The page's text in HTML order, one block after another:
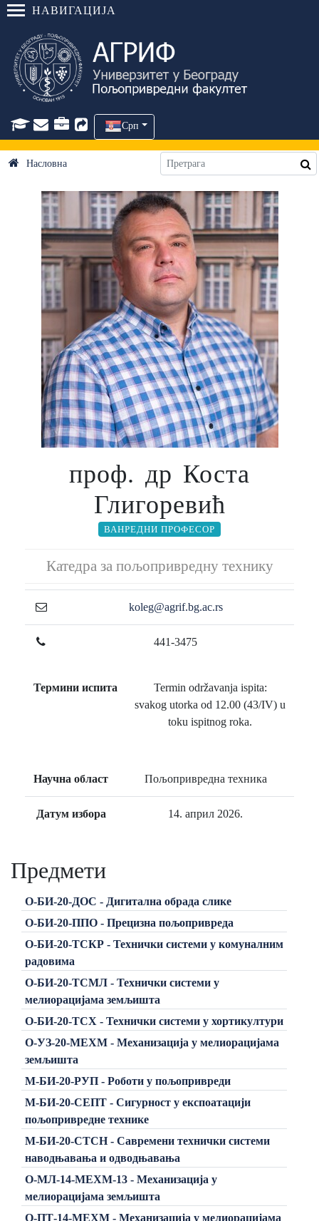
НАВИГАЦИЈА
Срп
Насловна
проф. др Коста
Глигоревић
ВАНРЕДНИ ПРОФЕСОР
Катедра за пољопривредну технику
koleg@agrif.bg.ac.rs
441-3475
Термини испита
Termin održavanja ispita:
svakog utorka od 12.00 (43/IV) u
toku ispitnog roka.
Научна област Пољопривредна техника
Датум избора 14. април 2026.
Предмети
О-БИ-20-ДОС - Дигитална обрада слике
О-БИ-20-ППО - Прецизна пољопривреда
О-БИ-20-ТСКР - Технички системи у комуналним
радовима
О-БИ-20-ТСМЛ - Технички системи у
мелиорацијама земљишта
О-БИ-20-ТСХ - Технички системи у хортикултури
О-УЗ-20-МЕХМ - Механизација у мелиорацијама
земљишта
М-БИ-20-РУП - Роботи у пољопривреди
М-БИ-20-СЕПТ - Сигурност у експоатацији
пољопривредне технике
М-БИ-20-СТСН - Савремени технички системи
наводњавања и одводњавања
О-МЛ-14-МЕХМ-13 - Механизација у
мелиорацијама земљишта
О-ПТ-14-МЕХМ - Механизација у мелиорацијама